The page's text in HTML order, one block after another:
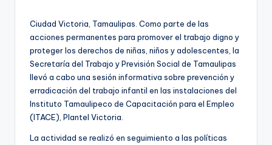
Ciudad Victoria, Tamaulipas. Como parte de las
acciones permanentes para promover el trabajo digno y
proteger los derechos de niñas, niños y adolescentes, la
Secretaría del Trabajo y Previsión Social de Tamaulipas
llevó a cabo una sesión informativa sobre prevención y
erradicación del trabajo infantil en las instalaciones del
Instituto Tamaulipeco de Capacitación para el Empleo
(ITACE), Plantel Victoria.
La actividad se realizó en seguimiento a las políticas